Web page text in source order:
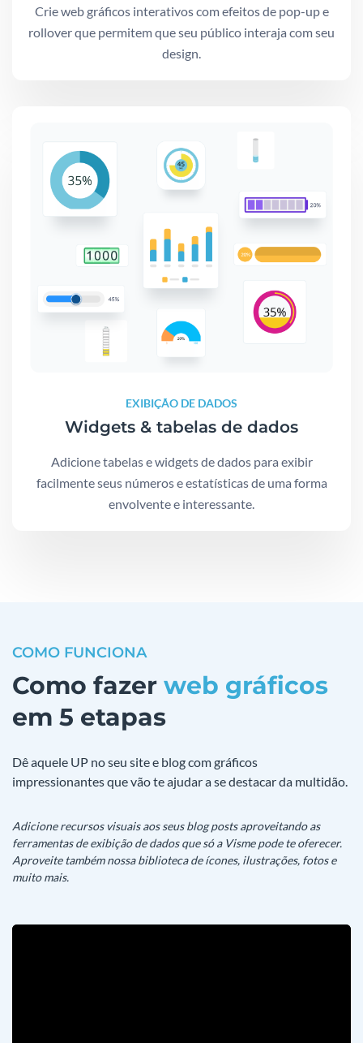
Crie web gráficos interativos com efeitos de pop-up e
rollover que permitem que seu público interaja com seu
design.
EXIBIÇÃO DE DADOS
Widgets & tabelas de dados
Adicione tabelas e widgets de dados para exibir
facilmente seus números e estatísticas de uma forma
envolvente e interessante.
COMO FUNCIONA
Como fazer web gráficos
em 5 etapas
Dê aquele UP no seu site e blog com gráficos
impressionantes que vão te ajudar a se destacar da multidão.
Adicione recursos visuais aos seus blog posts aproveitando as
ferramentas de exibição de dados que só a Visme pode te oferecer.
Aproveite também nossa biblioteca de ícones, ilustrações, fotos e
muito mais.